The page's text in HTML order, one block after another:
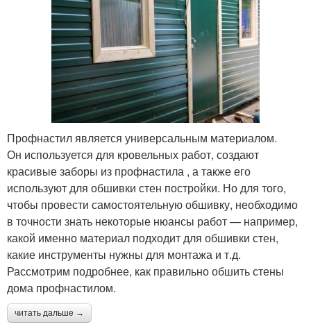
Профнастил является универсальным материалом.
Он используется для кровельных работ, создают
красивые заборы из профнастила , а также его
используют для обшивки стен постройки. Но для того,
чтобы провести самостоятельную обшивку, необходимо
в точности знать некоторые нюансы работ — например,
какой именно материал подходит для обшивки стен,
какие инструменты нужны для монтажа и т.д.
Рассмотрим подробнее, как правильно обшить стены
дома профнастилом.
читать дальше →